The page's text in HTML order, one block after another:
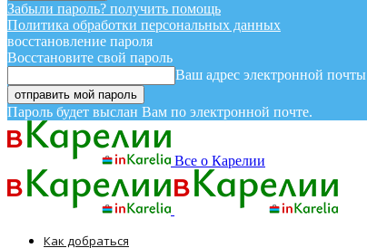
Забыли пароль? получить помощь
Политика обработки персональных данных
восстановление пароля
Восстановите свой пароль
Ваш адрес электронной почты
Пароль будет выслан Вам по электронной почте.
Все о Карелии
Как добраться